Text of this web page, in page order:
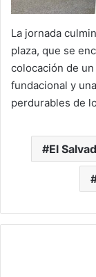
La jornada
plaza, que se
colocación de
fundacional y
perdurables de
El